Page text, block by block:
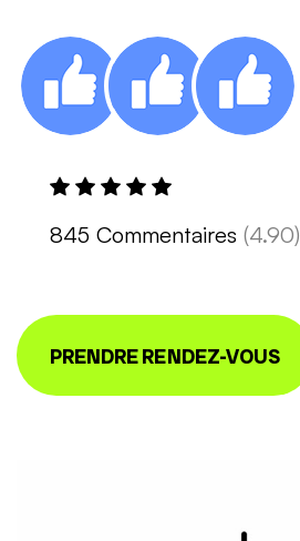
845 Commentaires (4.90)
PRENDRE RENDEZ-VOUS